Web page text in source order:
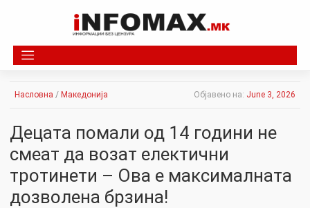
Насловна / Македонија Објавено на: June 3, 2026
Децата помали од 14 години не
смеат да возат електични
тротинети – Ова е максималната
дозволена брзина!